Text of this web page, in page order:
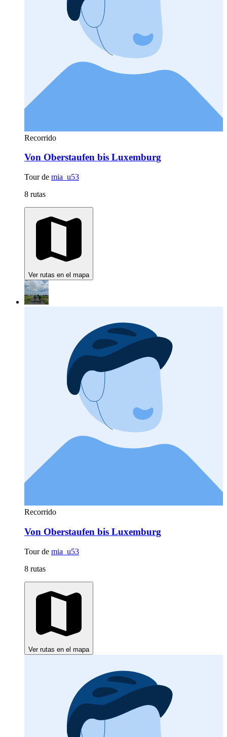
Recorrido
Von Oberstaufen bis Luxemburg
Tour de mia_u53
8 rutas
Ver rutas en el mapa
Recorrido
Von Oberstaufen bis Luxemburg
Tour de mia_u53
8 rutas
Ver rutas en el mapa